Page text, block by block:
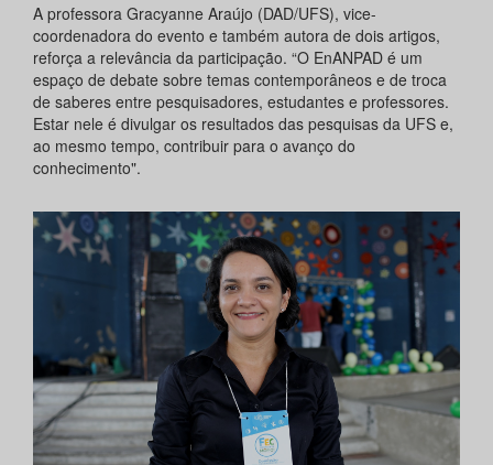
A professora Gracyanne Araújo (DAD/UFS), vice-
coordenadora do evento e também autora de dois artigos,
reforça a relevância da participação. “O EnANPAD é um
espaço de debate sobre temas contemporâneos e de troca
de saberes entre pesquisadores, estudantes e professores.
Estar nele é divulgar os resultados das pesquisas da UFS e,
ao mesmo tempo, contribuir para o avanço do
conhecimento".